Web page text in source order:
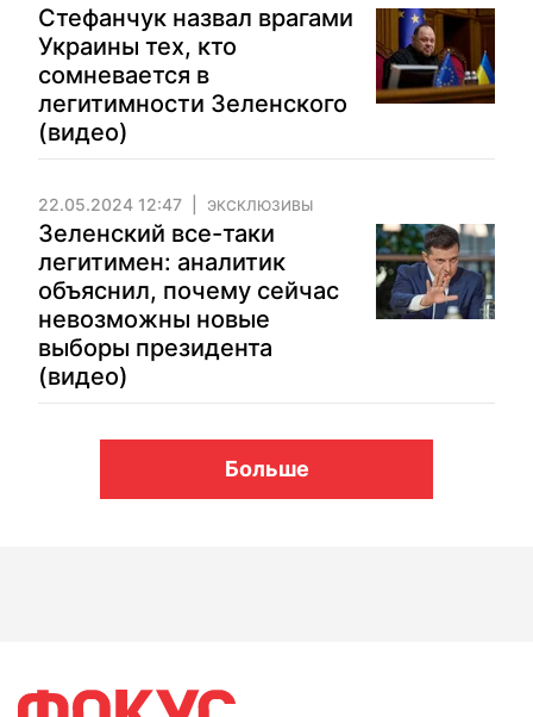
Стефанчук назвал врагами
Украины тех, кто
сомневается в
легитимности Зеленского
(видео)
22.05.2024 12:47 ЭКСКЛЮЗИВЫ
Зеленский все-таки
легитимен: аналитик
объяснил, почему сейчас
невозможны новые
выборы президента
(видео)
Больше